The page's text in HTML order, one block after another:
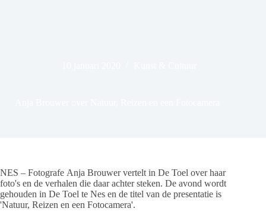
NES – Fotografe Anja Brouwer vertelt in De Toel over haar
foto's en de verhalen die daar achter steken. De avond wordt
gehouden in De Toel te Nes en de titel van de presentatie is
'Natuur, Reizen en een Fotocamera'.